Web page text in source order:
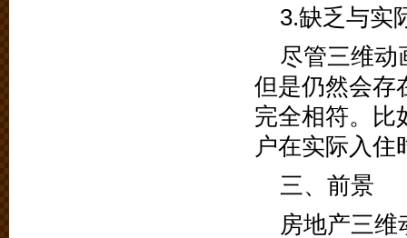
3.缺乏与实
尽管三维动
但是仍然会存
完全相符。比
户在实际入住
三、前景
房地产三